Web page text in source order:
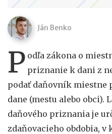
Ján Benko
P odľa zákona o
priznanie k dani z
podať daňovník miestne
dane (mestu alebo obci).
daňového priznania je
zdaňovacieho obdobia,